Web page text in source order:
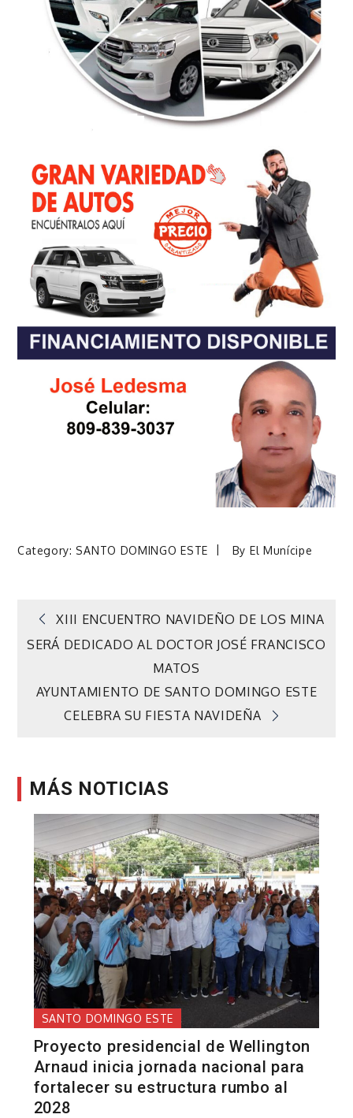
Category: SANTO DOMINGO ESTE By El Munícipe
Navegación
entradas
XIII ENCUENTRO NAVIDEÑO DE LOS MINA
SERÁ DEDICADO AL DOCTOR JOSÉ FRANCISCO
MATOS
AYUNTAMIENTO DE SANTO DOMINGO ESTE
CELEBRA SU FIESTA NAVIDEÑA
MÁS NOTICIAS
SANTO DOMINGO ESTE
Proyecto presidencial de Wellington
Arnaud inicia jornada nacional para
fortalecer su estructura rumbo al
2028